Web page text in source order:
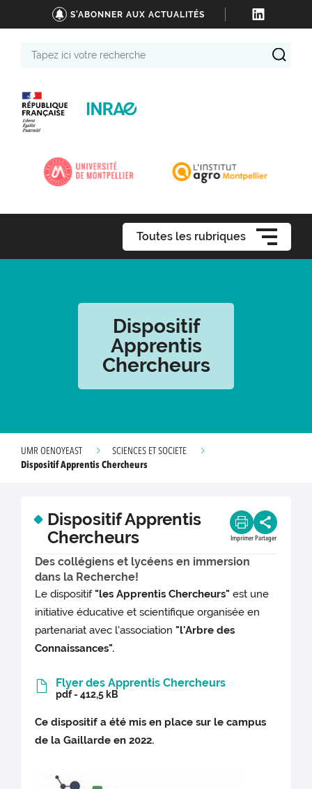
S'ABONNER AUX ACTUALITÉS
Toutes les rubriques
Dispositif
Apprentis
Chercheurs
UMR OENOYEAST
SCIENCES ET SOCIETE
Dispositif Apprentis Chercheurs
Dispositif Apprentis
Chercheurs
Imprimer Partager
Des collégiens et lycéens en immersion
dans la Recherche!
Le dispositif "les Apprentis Chercheurs" est une
initiative éducative et scientifique organisée en
partenariat avec l'association "l'Arbre des
Connaissances".
Flyer des Apprentis Chercheurs
pdf - 412,5 kB
Ce dispositif a été mis en place sur le campus
de la Gaillarde en 2022.